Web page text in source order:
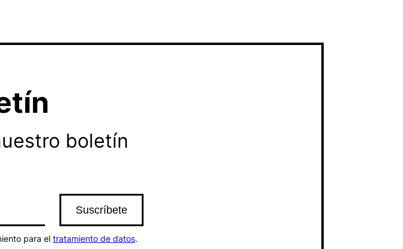
boletín
para el tratamiento de datos.